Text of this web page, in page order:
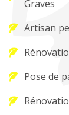
Graves
Artisan
Pose de